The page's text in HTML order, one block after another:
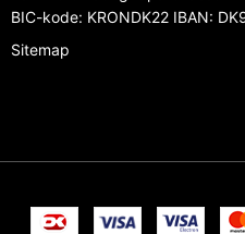
BIC-kode: KRONDK22 IBAN:
Sitemap